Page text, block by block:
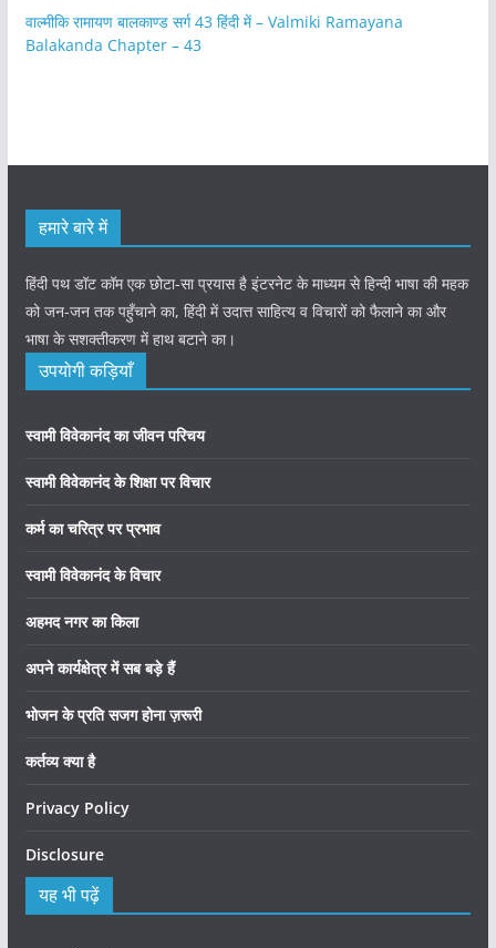
वाल्मीकि रामायण बालकाण्ड सर्ग 43 हिंदी में – Valmiki Ramayana
Balakanda Chapter – 43
हमारे बारे में
हिंदी पथ डॉट कॉम एक छोटा-सा प्रयास है इंटरनेट के माध्यम से हिन्दी भाषा की महक
को जन-जन तक पहुँचाने का, हिंदी में उदात्त साहित्य व विचारों को फैलाने का और
भाषा के सशक्तीकरण में हाथ बटाने का।
उपयोगी कड़ियाँ
स्वामी विवेकानंद का जीवन परिचय
स्वामी विवेकानंद के शिक्षा पर विचार
कर्म का चरित्र पर प्रभाव
स्वामी विवेकानंद के विचार
अहमद नगर का किला
अपने कार्यक्षेत्र में सब बड़े हैं
भोजन के प्रति सजग होना ज़रूरी
कर्तव्य क्या है
Privacy Policy
Disclosure
यह भी पढ़ें